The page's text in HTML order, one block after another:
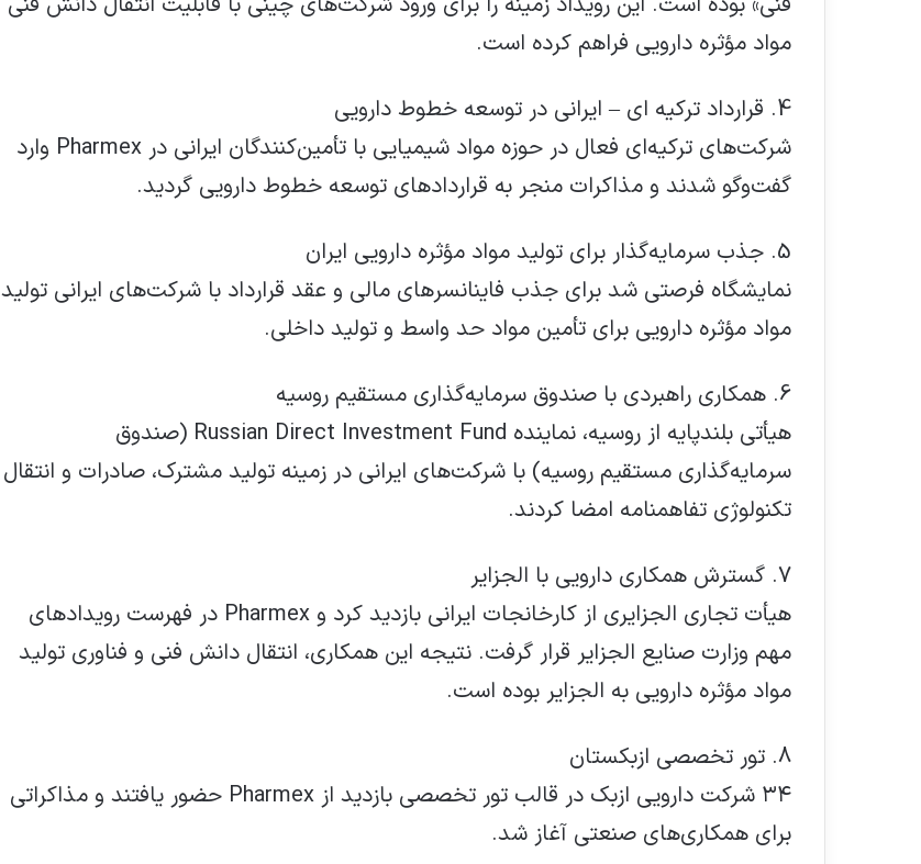
مواد مؤثره دارویی فراهم کرده است.
4. قرارداد ترکیه ای – ایرانی در توسعه خطوط دارویی
شرکت‌های ترکیه‌ای فعال در حوزه مواد شیمیایی با تأمین‌کنندگان ایرانی در Pharmex وارد
گفت‌وگو شدند و مذاکرات منجر به قراردادهای توسعه خطوط دارویی گردید.
5. جذب سرمایه‌گذار برای تولید مواد مؤثره دارویی ایران
نمایشگاه فرصتی شد برای جذب فاینانسرهای مالی و عقد قرارداد با شرکت‌های ایرانی تولید
مواد مؤثره دارویی برای تأمین مواد حد واسط و تولید داخلی.
6. همکاری راهبردی با صندوق سرمایه‌گذاری مستقیم روسیه
هیأتی بلندپایه از روسیه، نماینده Russian Direct Investment Fund (صندوق
سرمایه‌گذاری مستقیم روسیه) با شرکت‌های ایرانی در زمینه تولید مشترک، صادرات و انتقال
تکنولوژی تفاهمنامه امضا کردند.
7. گسترش همکاری دارویی با الجزایر
هیأت تجاری الجزایری از کارخانجات ایرانی بازدید کرد و Pharmex در فهرست رویدادهای
مهم وزارت صنایع الجزایر قرار گرفت. نتیجه این همکاری، انتقال دانش فنی و فناوری تولید
مواد مؤثره دارویی به الجزایر بوده است.
8. تور تخصصی ازبکستان
۳۴ شرکت دارویی ازبک در قالب تور تخصصی بازدید از Pharmex حضور یافتند و مذاکراتی
برای همکاری‌های صنعتی آغاز شد.